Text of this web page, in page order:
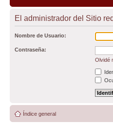
El administrador del Sitio
Nombre de Usuario:
Contraseña:
Olvidé
Índice general